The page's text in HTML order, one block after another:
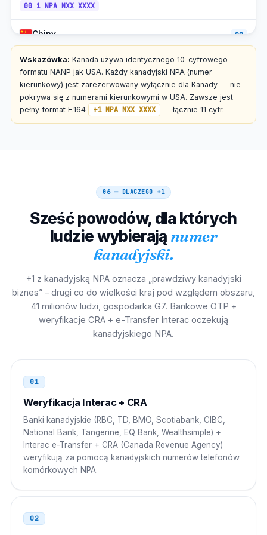
PT
Iqaluit, NU +1-867
Numer bezpłatny (1-800 itp.)
+1-800 /
888 / 877 /
866 / 855 /
844 / 833
Wszystko
00 1 NPA NXX XXXX
Chiny 00
00 1 NPA NXX XXXX
Japonia 010
010 1 NPA NXX XXXX
Włochy
Hiszpania 00
00 1 NPA NXX XXXX
Filipiny
00 1 NPA NXX XXXX
Pakistan
00 1 NPA NXX XXXX
Wskazówka: Kanada używa identycznego 10-cyfrowego
formatu NANP jak USA. Każdy kanadyjski NPA (numer
kierunkowy) jest zarezerwowany wyłącznie dla Kanady — nie
pokrywa się z numerami kierunkowymi w USA. Zawsze jest
pełny format E.164
+1 NPA NXX XXXX — łącznie 11 cyfr.
06 — DLACZEGO +1
Sześć powodów, dla których
ludzie wybierają numer
kanadyjski.
+1 z kanadyjską NPA oznacza „prawdziwy kanadyjski
biznes” – drugi co do wielkości kraj pod względem obszaru,
41 milionów ludzi, gospodarka G7. Bankowe OTP +
weryfikacje CRA + e-Transfer Interac oczekują
kanadyjskiego NPA.
01
Weryfikacja Interac + CRA
Banki kanadyjskie (RBC, TD, BMO, Scotiabank, CIBC,
National Bank, Tangerine, EQ Bank, Wealthsimple) +
Interac e-Transfer + CRA (Canada Revenue Agency)
weryfikują za pomocą kanadyjskich numerów telefonów
komórkowych NPA.
02